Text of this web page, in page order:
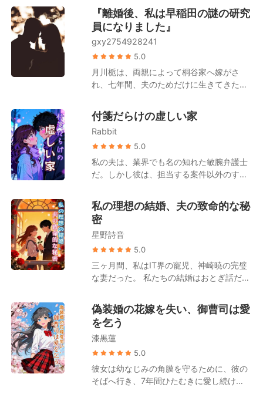
かった。
は完全に失われ、命の灯火は今にも消えよ
うとしていた。 そんな私を、夫は素手で10
時間も雪を掘り続け、十本の指から痛まし
いほど血を滴らせながら救い出してくれ
た。そして直ちにチャーター機を手配し、
最高級のプライベート病院へと私を運び込
み、懸命の救命措置をとらせたのだ。 生命
維持カプセルの無機質な響きの中で、私は
耳にしたのは、夫と担当医が交わす信じら
れない会話だった。 「命を救うために、手
足を切断するだけというお話だったはずで
ず抜き取ろうとなさるのですか！」 「ご主
人、これでは、あなたがご自身のその手で
なってしまいますよ！」 いつもは感情を抑
えた理知的な夫の声が、骨の髄まで凍るよ
うな残忍さを帯びて静かに響いた。 「今日
まで、この女を何不自由なく健康に生かし
てやったこと。それこそが俺の最大の慈悲
だ」 「俺が共に白髪になるまで添い遂げる
のは、心から愛するあの女だけだ。そし
い。これは、この女があいつに背負った借
りの代償だ。何としても命で返させる！」
ああ、そういうことだったのか。生も死も
共にしようというあの美しい誓いは、私だ
けの哀れな独りよがりに過ぎなかったの
だ。 夫が私を妻に迎えた本当の理由。それ
は、彼が愛してやまない後輩の命を繋ぐた
めの、ただの「生きた血液バンク」として
『離婚後、私は早稲田の謎の研究
員になりました』
gxy2754928241
5.0
月川栀は、両親によって桐谷家へ嫁がさ
れ、七年間、夫のためだけに生きてきた。
つながりもない。 彼女はただ、桐谷凌司の
妻として存在していた。 「離婚したい？」
男は冷たく笑った。 「月川栀。いつか君が
自分から戻ってきて、俺に謝る日を楽しみ
にしているよ」 彼女は何も言わなかった。
ただ静かに離婚届を手に取り、その場を去
っていた。 医学界が注目する天才研究者。
多くの研究者が憧れる存在。 かつて彼女を
見下した人々は、次々と頭を下げる。 そし
て、彼女がもう自分の手の届かない場所に
へ向かう。 「月川栀……君は俺の妻だ」
「俺以外の男を見るな」 しかし、彼女の隣
すか？」 「彼女に何か用でも？」 「彼女
は、僕の大切な人です」
付箋だらけの虚しい家
Rabbit
5.0
私の夫は、業界でも名の知れた敏腕弁護士
だ。しかし彼は、担当する案件以外のすべ
を抱えていた。 私の誕生日はおろか、二人
の結婚記念日さえ、決して覚えようとはし
なかった。 毎晩、寝室の前に立つと、彼は
礼儀正しく、しかし他人行儀にこう尋ねる
のだ。「この部屋で合っているかな？」 夫
は私の名前すら記憶できず、私の顔立ちさ
えもおぼろげなようだった……。 彼に私を
「記憶」してもらうため、私は壁に二人の
ルを貼った。 “記念日：5月20日” 寝室のド
アには、“寝室”と刻まれたプレートも貼り
付けた。 それだけではない。家中のあらゆ
にまつわるエピソードまで書き添える徹底
ぶりだった。 私はこれを、彼の激務による
後遺症だと信じ込み、一度として不平を漏
私の理想の結婚、夫の致命的な秘
密
星野詩音
5.0
三ヶ月間、私はIT界の寵児、神崎暁の完璧
な妻だった。 私たちの結婚はおとぎ話だと
ップを祝う歓迎ディナーは、完璧な人生の
門出になるはずだった。 その幻想は、彼の
美しくも狂気じみた元カノ、ディアナがパ
ーティーに乱入し、ステーキナイフで彼の
腕を突き刺した瞬間に、粉々に砕け散っ
た。 でも、本当の恐怖は血じゃなかった。
夫の瞳に宿る光だった。 彼は自分を刺した
女を抱きしめ、彼女だけに聞こえるよう
偽装婚の花嫁を失い、御曹司は愛
を乞う
漆黒蓮
5.0
彼女は幼なじみの角膜を守るために、彼の
そばへ行き、7年間ひたむきに愛し続け